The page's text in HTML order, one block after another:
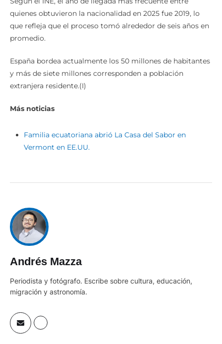
quienes obtuvieron la nacionalidad en 2025 fue 2019, lo
que refleja que el proceso tomó alrededor de seis años en
promedio.
España bordea actualmente los 50 millones de habitantes
y más de siete millones corresponden a población
extranjera residente.(I)
Más noticias
Familia ecuatoriana abrió La Casa del Sabor en
Vermont en EE.UU.
Andrés Mazza
Periodista y fotógrafo. Escribe sobre cultura, educación,
migración y astronomía.